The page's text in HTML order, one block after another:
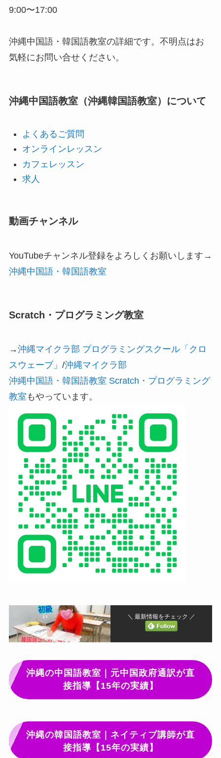
9:00〜17:00
沖縄中国語・韓国語教室の詳細です。不明点はお
気軽にお問い合せください。
沖縄中国語教室（沖縄韓国語教室）について
よくあるご質問
オンラインレッスン
カフェレッスン
求人
動画チャンネル
YouTubeチャンネル登録をよろしくお願いします→
沖縄中国語・韓国語教室
Scratch・プログラミング教室
→沖縄マイクラ部 プログラミングスクール「クロ
スウェーブ」 /沖縄マイクラ部
沖縄中国語・韓国語教室 Scratch・プログラミング
教室 もやっています。
＼ 最新情報をチェック ／
沖縄の中国語教室｜元中国政府通訳が直
接指導【15年の実績】
沖縄の韓国語教室｜ネイティブ講師が直
接指導【15年の実績】